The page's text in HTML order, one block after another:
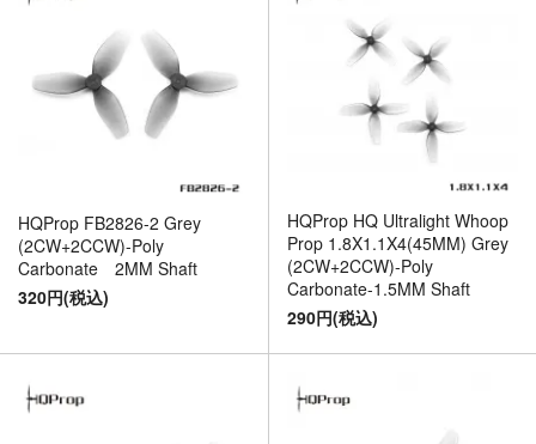
HQProp FB2826-2 Grey
(2CW+2CCW)-Poly
Carbonate 2MM Shaft
320円(税込)
HQProp HQ Ultralight Whoop
Prop 1.8X1.1X4(45MM) Grey
(2CW+2CCW)-Poly
Carbonate-1.5MM Shaft
290円(税込)